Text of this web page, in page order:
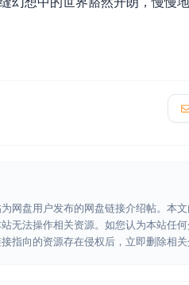
网盘用户发布的网盘链接介绍帖。本
无法操作相关资源。如您认为本站任
指向的资源存在侵权后，立即删除相关